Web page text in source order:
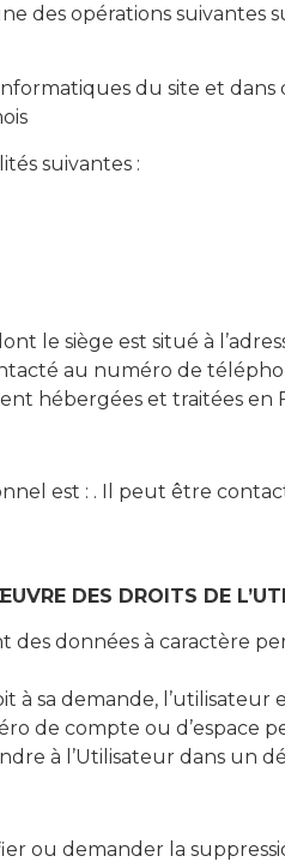
des opérations suivantes
du site et
suivantes :
le siège est situé à
au numéro de
hébergées et traitées en
est : . Il peut être
DES DROITS DE
données à caractère
à sa demande,
de compte ou d’espace
à l’Utilisateur dans un
ou demander la